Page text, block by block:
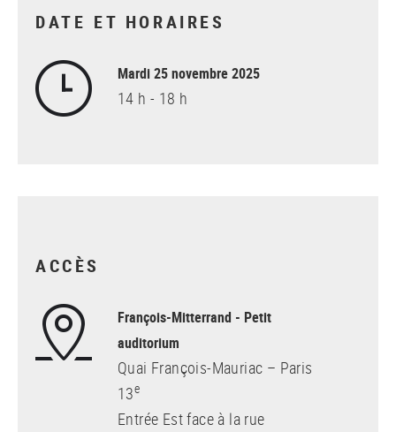
DATE ET HORAIRES
Mardi 25 novembre 2025
14 h - 18 h
ACCÈS
François-Mitterrand - Petit
auditorium
Quai François-Mauriac – Paris
13e
Entrée Est face à la rue